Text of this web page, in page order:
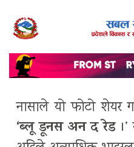
नासाले यो फोटो शेयर
‘ब्लू डूनस अन द रेड।’